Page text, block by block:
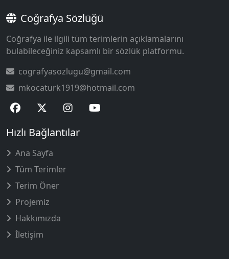
Coğrafya Sözlüğü
Coğrafya ile ilgili tüm terimlerin açıklamalarını
bulabileceğiniz kapsamlı bir sözlük platformu.
cografyasozlugu@gmail.com
mkocaturk1919@hotmail.com
Hızlı Bağlantılar
Ana Sayfa
Tüm Terimler
Terim Öner
Projemiz
Hakkımızda
İletişim